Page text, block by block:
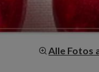
Alle Fotos